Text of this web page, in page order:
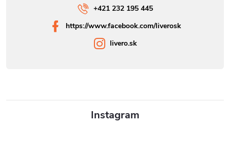
Instagram
+421 232 195 445
https://www.facebook.com/liverosk
livero.sk